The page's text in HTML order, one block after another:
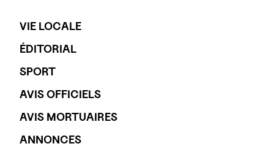
VIE LOCALE
ÉDITORIAL
SPORT
AVIS OFFICIELS
AVIS MORTUAIRES
ANNONCES